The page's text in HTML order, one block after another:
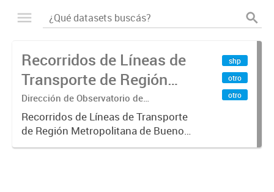
Recorridos de Líneas de
Transporte de Región
Metropolitana de
Buenos Aires (RMBA)
Dirección de Observatorio de
Transporte, Estudio y Sistemas
Recorridos de Líneas de Transporte
de Región Metropolitana de Buenos
Aires (RMBA).-
shp
otro
otro